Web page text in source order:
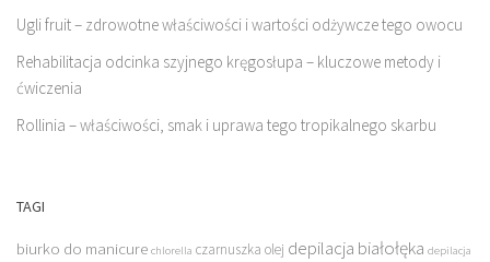
Ugli fruit – zdrowotne właściwości i wartości odżywcze tego owocu
Rehabilitacja odcinka szyjnego kręgosłupa – kluczowe metody i
ćwiczenia
Rollinia – właściwości, smak i uprawa tego tropikalnego skarbu
TAGI
biurko do manicure chlorella czarnuszka olej depilacja białołęka depilacja